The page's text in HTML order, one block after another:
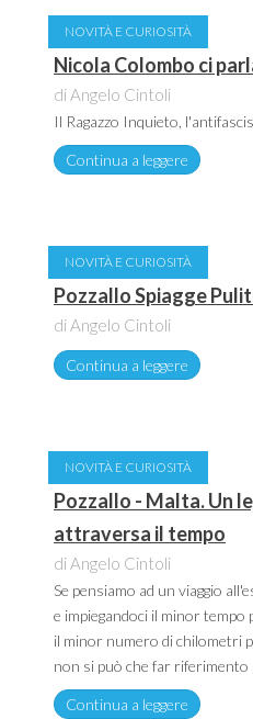
NOVITÀ E CURIOSITÀ
Nicola Colombo ci
di Angelo Cintoli
Il Ragazzo Inquieto,
Continua a leggere
NOVITÀ E CURIOSITÀ
Pozzallo Spiagge
di Angelo Cintoli
Continua a leggere
NOVITÀ E CURIOSITÀ
Pozzallo - Malta. Un
attraversa il tempo
di Angelo Cintoli
Se pensiamo ad un viaggio
e impiegandoci il minor
il minor numero di chilometri
non si può che far riferimento
Continua a leggere